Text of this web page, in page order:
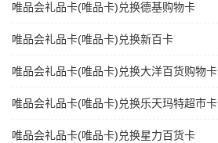
唯品会礼品卡(唯品卡)兑换德基购物卡
唯品会礼品卡(唯品卡)兑换新百卡
唯品会礼品卡(唯品卡)兑换大洋百货购物卡
唯品会礼品卡(唯品卡)兑换乐天玛特超市卡
唯品会礼品卡(唯品卡)兑换星力百货卡